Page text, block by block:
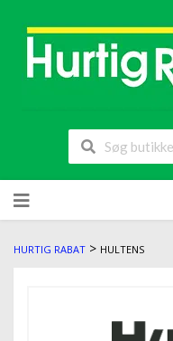
HURTIG RABAT > HULTENS